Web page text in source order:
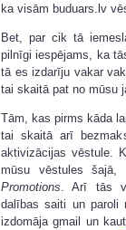
ka visām buduars.lv
Bet, par cik tā
pilnīgi iespējams, ka
tā es izdarīju vakar
tai skaitā pat no mūsu
Tām, kas pirms kāda
tai skaitā arī
aktivizācijas vēstule.
mūsu vēstules šajā,
Promotions. Arī tās
dalības saiti un paroli
izdomāja gmail un